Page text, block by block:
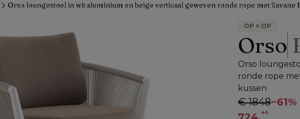
Orso loungestoel in wit aluminium en beige verticaal geweven ronde rope met Savane
OP = OP
Orso
Orso
ronde rope
kussen
€ 1848−61%
40